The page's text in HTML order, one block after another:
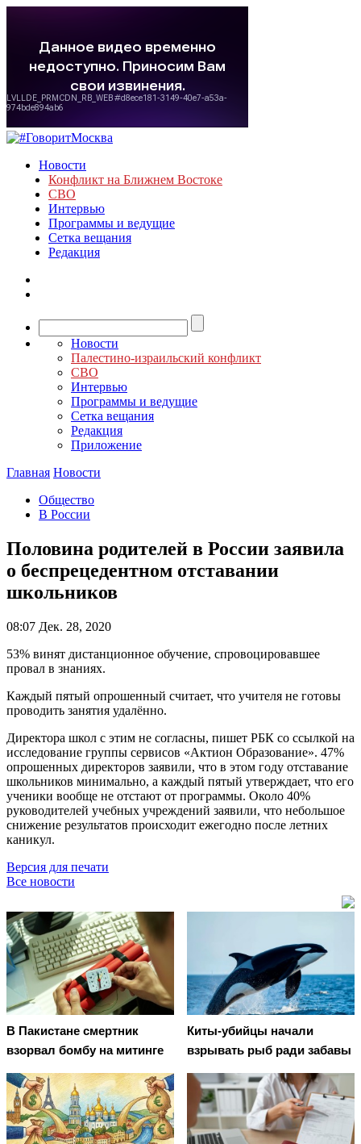
Новости
Конфликт на Ближнем Востоке
СВО
Интервью
Программы и ведущие
Сетка вещания
Редакция
Новости
Палестино-израильский конфликт
СВО
Интервью
Программы и ведущие
Сетка вещания
Редакция
Приложение
Главная Новости
Общество
В России
Половина родителей в России заявила
о беспрецедентном отставании
школьников
08:07 Дек. 28, 2020
53% винят дистанционное обучение, спровоцировавшее
провал в знаниях.
Каждый пятый опрошенный считает, что учителя не готовы
проводить занятия удалённо.
Директора школ с этим не согласны, пишет РБК со ссылкой на
исследование группы сервисов «Актион Образование». 47%
опрошенных директоров заявили, что в этом году отставание
школьников минимально, а каждый пятый утверждает, что его
ученики вообще не отстают от программы. Около 40%
руководителей учебных учреждений заявили, что небольшое
снижение результатов происходит ежегодно после летних
каникул.
Версия для печати
Все новости
В Пакистане смертник
взорвал бомбу на митинге
Киты-убийцы начали
взрывать рыб ради забавы